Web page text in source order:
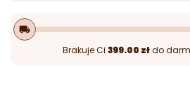
local_shipping
Brakuje Ci 399.00 złdo